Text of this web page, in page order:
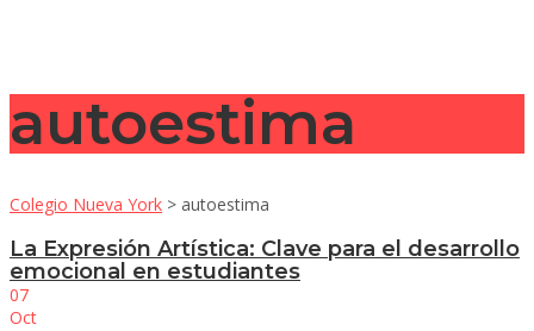
autoestima
Colegio Nueva York > autoestima
La Expresión Artística: Clave para el desarrollo
emocional en estudiantes
07
Oct